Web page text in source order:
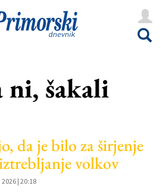
ni, šakali
da je bilo za širjenje
volkov
| 20:18